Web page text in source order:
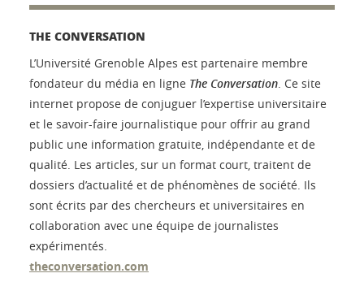
THE CONVERSATION
L’Université Grenoble Alpes est partenaire membre
fondateur du média en ligne The Conversation. Ce site
internet propose de conjuguer l’expertise universitaire
et le savoir-faire journalistique pour offrir au grand
public une information gratuite, indépendante et de
qualité. Les articles, sur un format court, traitent de
dossiers d’actualité et de phénomènes de société. Ils
sont écrits par des chercheurs et universitaires en
collaboration avec une équipe de journalistes
expérimentés.
theconversation.com